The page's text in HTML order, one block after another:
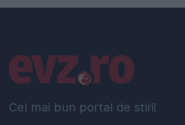
Cel mai bun portal de stiri!
Linkuri utile